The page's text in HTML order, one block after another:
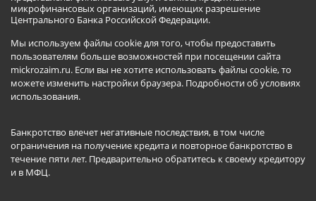
микрофинансовых организаций, имеющих разрешение
Центрального Банка Российской Федерации.
Мы используем файлы cookie для того, чтобы предоставить
пользователям больше возможностей при посещении сайта
mickrozaim.ru. Если вы не хотите использовать файлы cookie, то
можете изменить настройки браузера. Подробности об условиях
использования.
Банкротство влечет негативные последствия, в том числе
ограничения на получение кредита и повторное банкротство в
течение пяти лет. Предварительно обратитесь к своему кредитору
и в МФЦ.